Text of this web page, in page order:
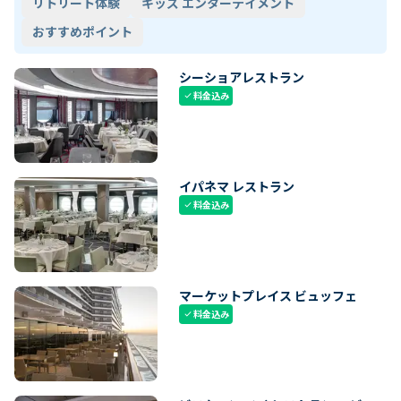
おすすめポイント
シーショアレストラン
check料金込み
イパネマ レストラン
check料金込み
マーケットプレイス ビュッフェ
check料金込み